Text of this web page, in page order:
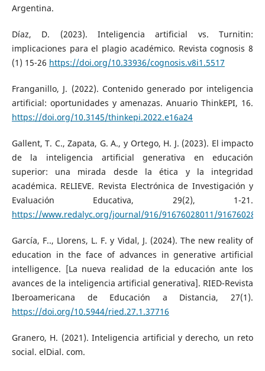
Argentina.
Díaz, D. (2023). Inteligencia artificial vs. Turnitin:
implicaciones para el plagio académico. Revista cognosis 8
(1) 15-26 https://doi.org/10.33936/cognosis.v8i1.5517
Franganillo, J. (2022). Contenido generado por inteligencia
artificial: oportunidades y amenazas. Anuario ThinkEPI, 16.
https://doi.org/10.3145/thinkepi.2022.e16a24
Gallent, T. C., Zapata, G. A., y Ortego, H. J. (2023). El impacto
de la inteligencia artificial generativa en educación
superior: una mirada desde la ética y la integridad
académica. RELIEVE. Revista Electrónica de Investigación y
Evaluación Educativa, 29(2), 1-21.
https://www.redalyc.org/journal/916/91676028011/
García, F.., Llorens, L. F. y Vidal, J. (2024). The new reality of
education in the face of advances in generative artificial
intelligence. [La nueva realidad de la educación ante los
avances de la inteligencia artificial generativa]. RIED-Revista
Iberoamericana de Educación a Distancia, 27(1).
https://doi.org/10.5944/ried.27.1.37716
Granero, H. (2021). Inteligencia artificial y derecho, un reto
social. elDial. com.